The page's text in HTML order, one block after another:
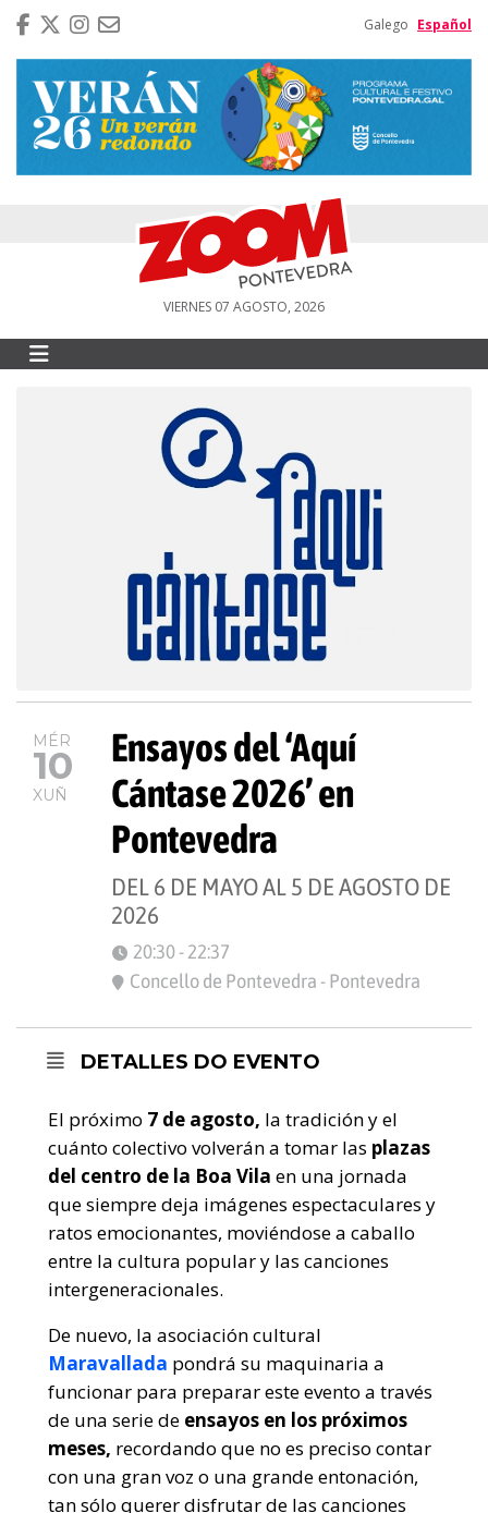
Galego Español
VIERNES 07 AGOSTO, 2026
MÉR
10
XUÑ
Ensayos del ‘Aquí
Cántase 2026’ en
Pontevedra
DEL 6 DE MAYO AL 5 DE AGOSTO DE
2026
20:30 - 22:37
Concello de Pontevedra - Pontevedra
DETALLES DO EVENTO
El próximo 7 de agosto, la tradición y el
cuánto colectivo volverán a tomar las plazas
del centro de la Boa Vila en una jornada
que siempre deja imágenes espectaculares y
ratos emocionantes, moviéndose a caballo
entre la cultura popular y las canciones
intergeneracionales.
De nuevo, la asociación cultural
Maravallada pondrá su maquinaria a
funcionar para preparar este evento a través
de una serie de ensayos en los próximos
meses, recordando que no es preciso contar
con una gran voz o una grande entonación,
tan sólo querer disfrutar de las canciones